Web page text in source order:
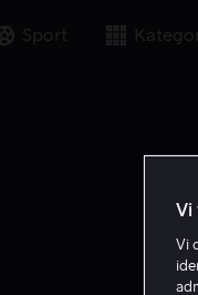
Sport
Vi
Vi